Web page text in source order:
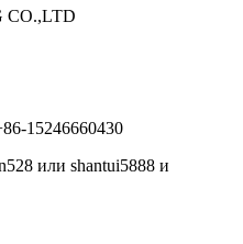
CO.,LTD
15246660430
или shantui5888 и